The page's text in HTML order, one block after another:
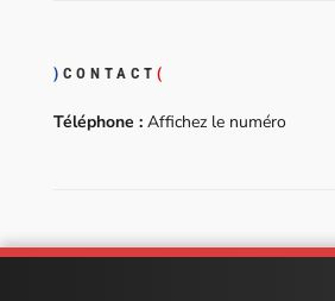
) CONTACT (
Téléphone : Affichez le numéro
)INFORMATIONS(